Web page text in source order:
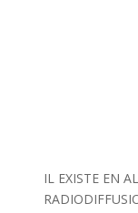
IL EXISTE EN